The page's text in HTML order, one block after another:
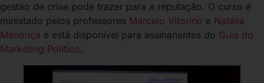
gestão de crise pode trazer para a reputação. O curso é
ministado pelos professores Marcelo Vitorino e Natália
Menonça e está disponível para assinanantes do Guia do
Marketing Político.